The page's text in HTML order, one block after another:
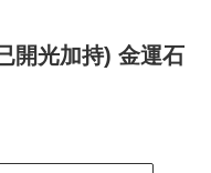
開光加持) 金運石